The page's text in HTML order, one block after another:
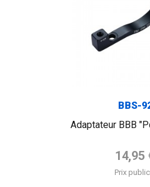
BBS-
Adaptateur BBB
14,95
Prix public